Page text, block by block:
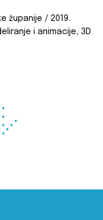
županije / 2019.
i animacije, 3D